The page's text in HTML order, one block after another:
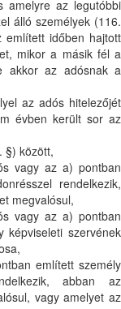
amelyre az legutóbbi
álló személyek (116.
időben hajtott
mikor a másik fél a
akkor az adósnak a
az adós hitelezőjét
évben került sor az
§) között,
vagy az a) pontban
rendelkezik,
megvalósul,
vagy az a) pontban
képviseleti szervének
említett személy
abban az
vagy amelyet az